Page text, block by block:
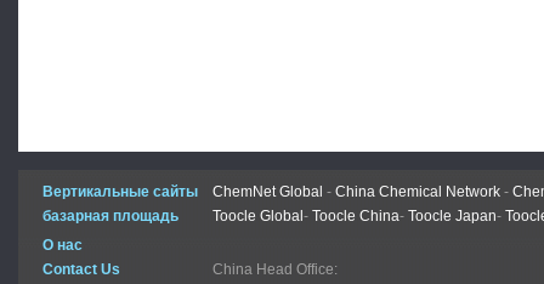
Вертикальные сайты ChemNet Global - China Chemical Network -
базарная площадь
Toocle Global - Toocle China- Toocle Japan-
О нас
Contact Us
China Head Office: